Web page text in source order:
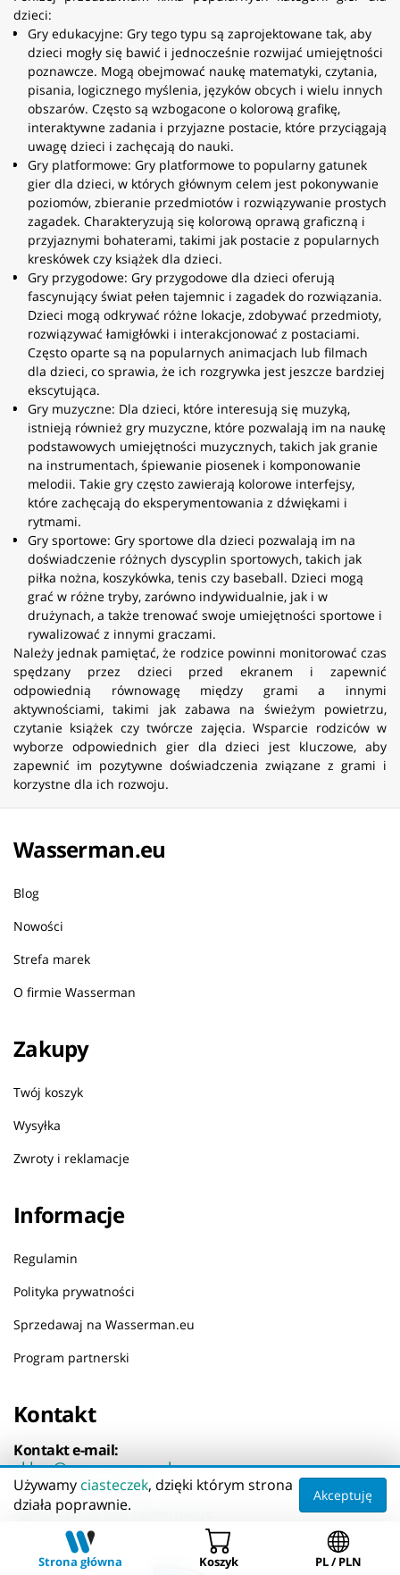
dzieci:
Gry edukacyjne: Gry tego typu są zaprojektowane tak, aby
dzieci mogły się bawić i jednocześnie rozwijać umiejętności
poznawcze. Mogą obejmować naukę matematyki, czytania,
pisania, logicznego myślenia, języków obcych i wielu innych
obszarów. Często są wzbogacone o kolorową grafikę,
interaktywne zadania i przyjazne postacie, które przyciągają
uwagę dzieci i zachęcają do nauki.
Gry platformowe: Gry platformowe to popularny gatunek
gier dla dzieci, w których głównym celem jest pokonywanie
poziomów, zbieranie przedmiotów i rozwiązywanie prostych
zagadek. Charakteryzują się kolorową oprawą graficzną i
przyjaznymi bohaterami, takimi jak postacie z popularnych
kreskówek czy książek dla dzieci.
Gry przygodowe: Gry przygodowe dla dzieci oferują
fascynujący świat pełen tajemnic i zagadek do rozwiązania.
Dzieci mogą odkrywać różne lokacje, zdobywać przedmioty,
rozwiązywać łamigłówki i interakcjonować z postaciami.
Często oparte są na popularnych animacjach lub filmach
dla dzieci, co sprawia, że ​​ich rozgrywka jest jeszcze bardziej
ekscytująca.
Gry muzyczne: Dla dzieci, które interesują się muzyką,
istnieją również gry muzyczne, które pozwalają im na naukę
podstawowych umiejętności muzycznych, takich jak granie
na instrumentach, śpiewanie piosenek i komponowanie
melodii. Takie gry często zawierają kolorowe interfejsy,
które zachęcają do eksperymentowania z dźwiękami i
rytmami.
Gry sportowe: Gry sportowe dla dzieci pozwalają im na
doświadczenie różnych dyscyplin sportowych, takich jak
piłka nożna, koszykówka, tenis czy baseball. Dzieci mogą
grać w różne tryby, zarówno indywidualnie, jak i w
drużynach, a także trenować swoje umiejętności sportowe i
rywalizować z innymi graczami.
Należy jednak pamiętać, że rodzice powinni monitorować czas
spędzany przez dzieci przed ekranem i zapewnić
odpowiednią równowagę między grami a innymi
aktywnościami, takimi jak zabawa na świeżym powietrzu,
czytanie książek czy twórcze zajęcia. Wsparcie rodziców w
wyborze odpowiednich gier dla dzieci jest kluczowe, aby
zapewnić im pozytywne doświadczenia związane z grami i
korzystne dla ich rozwoju.
Wasserman.eu
Blog
Nowości
Strefa marek
O firmie Wasserman
Zakupy
Twój koszyk
Wysyłka
Zwroty i reklamacje
Informacje
Regulamin
Polityka prywatności
Sprzedawaj na Wasserman.eu
Program partnerski
Kontakt
Kontakt e-mail:
sklep@wasserman.pl
Reklamacje i zwroty:
Zgłoś zwrot lub reklamację
Strona główna Koszyk PL / PLN
Używamy ciasteczek, dzięki którym strona
działa poprawnie.
Akceptuję